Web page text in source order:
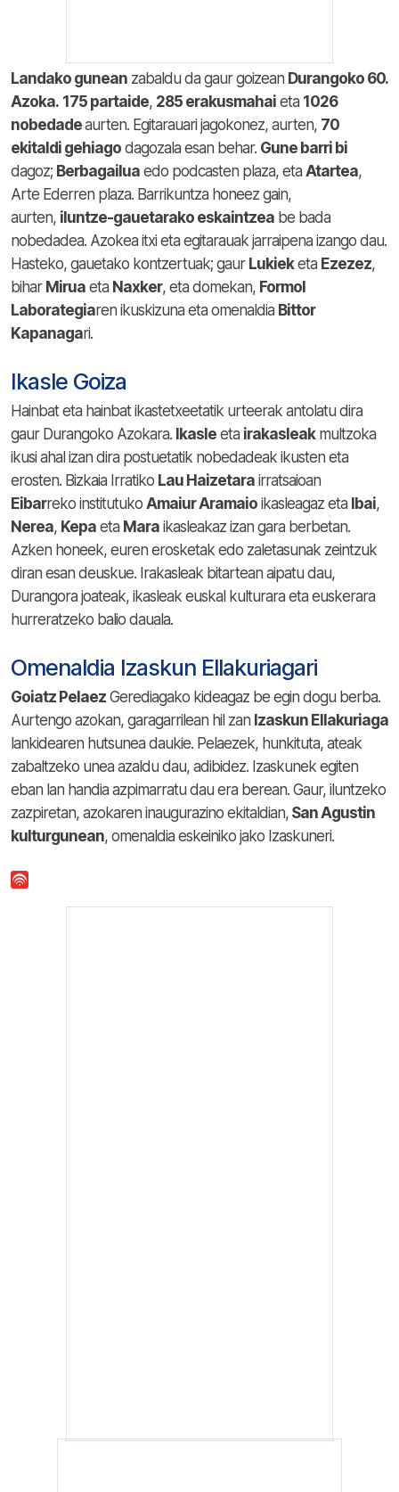
Landako gunean zabaldu da gaur goizean Durangoko 60.
Azoka. 175 partaide, 285 erakusmahai eta 1026
nobedadeaurten. Egitarauari jagokonez, aurten, 70
ekitaldi gehiago dagozala esan behar. Gune barri bi
dagoz; Berbagailua edo podcasten plaza, eta Atartea,
Arte Ederren plaza. Barrikuntza honeez gain,
aurten, iluntze-gauetarako eskaintzea be bada
nobedadea. Azokea itxi eta egitarauak jarraipena izango dau.
Hasteko, gauetako kontzertuak; gaur Lukieketa Ezezez,
bihar Mirua eta Naxker, eta domekan, Formol
Laborategiaren ikuskizuna eta omenaldia Bittor
Kapanagari.
Ikasle Goiza
Hainbat eta hainbat ikastetxeetatik urteerak antolatu dira
gaur Durangoko Azokara. Ikasle eta irakasleakmultzoka
ikusi ahal izan dira postuetatik nobedadeak ikusten eta
erosten. Bizkaia Irratiko Lau Haizetara irratsaioan
Eibarreko institutuko Amaiur Aramaio ikasleagaz eta Ibai,
Nerea, Kepa eta Mara ikasleakaz izan gara berbetan.
Azken honeek, euren erosketak edo zaletasunak zeintzuk
diran esan deuskue. Irakasleak bitartean aipatu dau,
Durangora joateak, ikasleak euskal kulturara eta euskerara
hurreratzeko balio dauala.
Omenaldia Izaskun Ellakuriagari
Goiatz Pelaez Gerediagako kideagaz be egin dogu berba.
Aurtengo azokan, garagarrilean hil zan Izaskun Ellakuriaga
lankidearen hutsunea daukie. Pelaezek, hunkituta, ateak
zabaltzeko unea azaldu dau, adibidez. Izaskunek egiten
eban lan handia azpimarratu dau era berean. Gaur, iluntzeko
zazpiretan, azokaren inaugurazino ekitaldian, San Agustin
kulturgunean, omenaldia eskeiniko jako Izaskuneri.